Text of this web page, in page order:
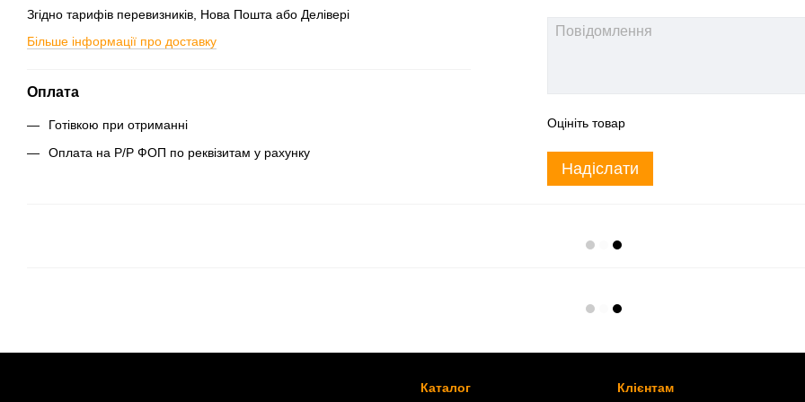
Згідно тарифів перевизників, Нова Пошта або Делівері
Більше інформації про доставку
Оплата
Готівкою при отриманні
Оплата на Р/Р ФОП по реквізитам у рахунку
Оцініть товар
Надіслати
Каталог Клієнтам